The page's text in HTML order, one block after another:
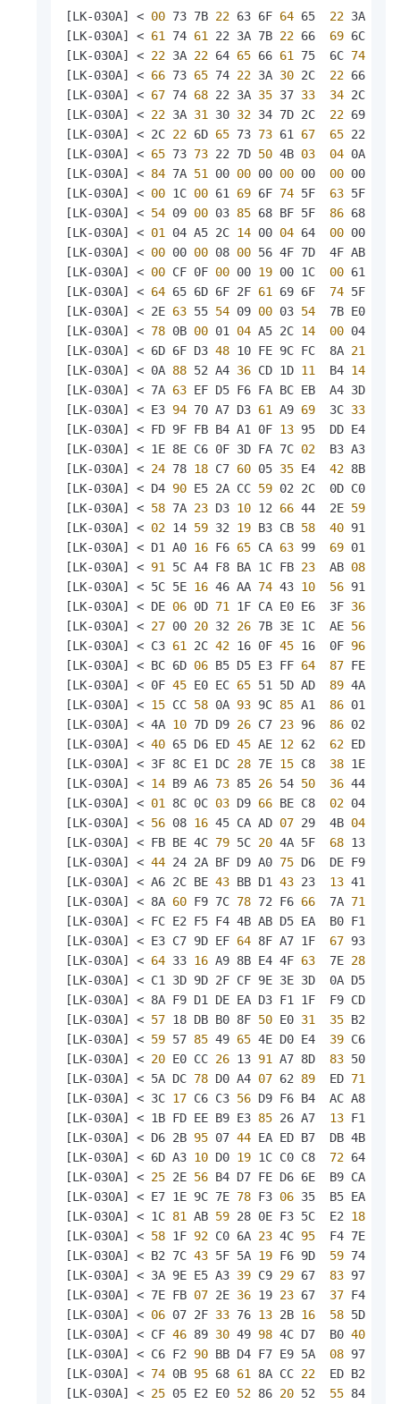
[LK-030A] < 00 73 7B 22 63 6F 64 65 22 3A
[LK-030A] < 61 74 61 22 3A 7B 22 66 69 6C
[LK-030A] < 22 3A 22 64 65 66 61 75  6C 74
[LK-030A] < 66 73 65 74 22 3A 30 2C 22 66
[LK-030A] < 67 74 68 22 3A 35 37 33 34 2C
[LK-030A] < 22 3A 31 30 32 34 7D 2C 22 69
[LK-030A] < 2C 22 6D 65 73 73 61 67 65 22 3A
[LK-030A] < 65 73 73 22 7D 50 4B 03 04 0A
[LK-030A] < 84 7A 51 00 00 00 00 00 00 00
[LK-030A] < 00 1C 00 61 69 6F 74 5F 63 5F
[LK-030A] < 54 09 00 03 85 68 BF 5F 86 68 BF
[LK-030A] < 01 04 A5 2C 14 00 04 64 00 00
[LK-030A] < 00 00 00 08 00 56 4F 7D  4F AB
[LK-030A] < 00 CF 0F 00 00 19 00 1C 00 61
[LK-030A] < 64 65 6D 6F 2F 61 69 6F 74 5F
[LK-030A] < 2E 63 55 54 09 00 03 54
7B E0 5D
[LK-030A] < 78 0B 00 01 04 A5 2C 14 00 04
[LK-030A] < 6D 6F D3 48 10 FE 9C FC  8A 21
[LK-030A] < 0A 88 52 A4 36 CD 1D 11 B4 14
[LK-030A] < 7A 63 EF D5 F6 FA BC EB  A4 3D D4
[LK-030A] < E3 94 70 A7 D3 61 A9 69 3C 33
[LK-030A] < FD 9F FB B4 A1 0F 13 95  DD E4
[LK-030A] < 1E 8E C6 0F 3D FA 7C 02 B3 A3
[LK-030A] < 24 78 18 C7 60 05 35 E4 42 8B 7C
[LK-030A] < D4 90 E5 2A CC 59 02 2C  0D C0
[LK-030A] < 58 7A 23 D3 10 12 66 44  2E 59
[LK-030A] < 02 14 59 32 19 B3 CB 58 40 91
[LK-030A] < D1 A0 16 F6 65 CA 63 99 69 01
[LK-030A] < 91 5C A4 F8 BA 1C FB 23 AB 08
[LK-030A] < 5C 5E 16 46 AA 74 43 10 56 91 E4
[LK-030A] < DE 06 0D 71 1F CA E0 E6  3F 36
[LK-030A] < 27 00 20 32 26 7B 3E 1C  AE 56
[LK-030A] < C3 61 2C 42 16 0F 45 16  0F 96
[LK-030A] < BC 6D 06 B5 D5 E3 FF 64 87 FE
[LK-030A] < 0F 45 E0 EC 65 51 5D AD 89 4A 9D
[LK-030A] < 15 CC 58 0A 93 9C 85 A1 86 01 C8
[LK-030A] < 4A 10 7D D9 26 C7 23 96 86 02
[LK-030A] < 40 65 D6 ED 45 AE 12 62 62 ED
[LK-030A] < 3F 8C E1 DC 28 7E 15 C8 38 1E 9C
[LK-030A] < 14 B9 A6 73 85 26 54 50 36 44
[LK-030A] < 01 8C 0C 03 D9 66 BE C8 02 04
[LK-030A] < 56 08 16 45 CA AD 07 29  4B 04
[LK-030A] < FB BE 4C 79 5C 20 4A 5F 68 13
[LK-030A] < 44 24 2A BF D9 A0 75 D6  DE F9
[LK-030A] < A6 2C BE 43 BB D1 43 23 13 41 D4
[LK-030A] < 8A 60 F9 7C 78 72 F6 66 7A 71
[LK-030A] < FC E2 F5 F4 4B AB D5 EA  B0 F1 F8
[LK-030A] < E3 C7 9D EF 64 8F A7 1F 67 93 E9
[LK-030A] < 64 33 16 A9 8B E4 4F 63 7E 28
[LK-030A] < C1 3D 9D 2F CF 9E 3E 3D  0A D5 B3
[LK-030A] < 8A F9 D1 DE EA D3 F1 1F  F9 CD E9
[LK-030A] < 57 18 DB B0 8F 50 E0 31 35 B2 AD
[LK-030A] < 59 57 85 49 65 4E D0 E4 39 C6 D9
[LK-030A] < 20 E0 CC 26 13 91 A7 8D 83 50 1F
[LK-030A] < 5A DC 78 D0 A4 07 62 89 ED 71
[LK-030A] < 3C 17 C6 C3 56 D9 F6 B4  AC A8
[LK-030A] < 1B FD EE B9 E3 85 26 A7 13 F1 F5
[LK-030A] < D6 2B 95 07 44 EA ED B7  DB 4B
[LK-030A] < 6D A3 10 D0 19 1C C0 C8 72 64
[LK-030A] < 25 2E 56 B4 D7 FE D6 6E  B9 CA
[LK-030A] < E7 1E 9C 7E 78 F3 06 35  B5 EA C3
[LK-030A] < 1C 81 AB 59 28 0E F3 5C  E2 18
[LK-030A] < 58 1F 92 C0 6A 23 4C 95 F4 7E
[LK-030A] < B2 7C 43 5F 5A 19 F6 9D 59 74 3B
[LK-030A] < 3A 9E E5 A3 39 C9 29 67 83 97
[LK-030A] < 7E FB 07 2E 36 19 23 67 37 F4 A5
[LK-030A] < 06 07 2F 33 76 13 2B 16 58 5D
[LK-030A] < CF 46 89 30 49 98 4C D7  B0 40
[LK-030A] < C6 F2 90 BB D4 F7 E9 5A 08 97
[LK-030A] < 74 0B 95 68 61 8A CC 22 ED B2
[LK-030A] < 25 05 E2 E0 52 86 20 52 55 84